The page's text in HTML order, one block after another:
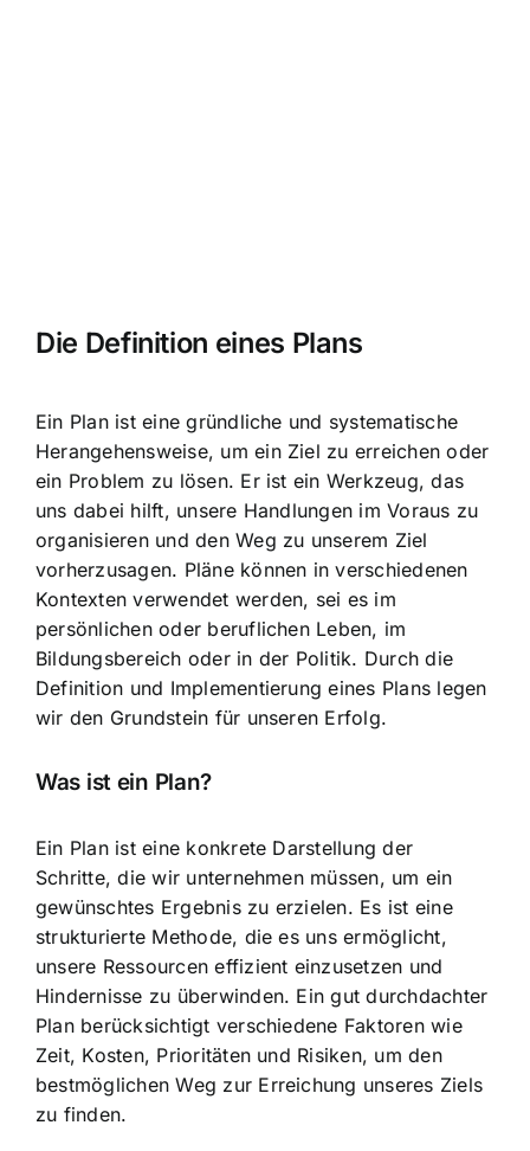
Die Definition eines Plans
Ein Plan ist eine gründliche und systematische
Herangehensweise, um ein Ziel zu erreichen oder
ein Problem zu lösen. Er ist ein Werkzeug, das
uns dabei hilft, unsere Handlungen im Voraus zu
organisieren und den Weg zu unserem Ziel
vorherzusagen. Pläne können in verschiedenen
Kontexten verwendet werden, sei es im
persönlichen oder beruflichen Leben, im
Bildungsbereich oder in der Politik. Durch die
Definition und Implementierung eines Plans legen
wir den Grundstein für unseren Erfolg.
Was ist ein Plan?
Ein Plan ist eine konkrete Darstellung der
Schritte, die wir unternehmen müssen, um ein
gewünschtes Ergebnis zu erzielen. Es ist eine
strukturierte Methode, die es uns ermöglicht,
unsere Ressourcen effizient einzusetzen und
Hindernisse zu überwinden. Ein gut durchdachter
Plan berücksichtigt verschiedene Faktoren wie
Zeit, Kosten, Prioritäten und Risiken, um den
bestmöglichen Weg zur Erreichung unseres Ziels
zu finden.